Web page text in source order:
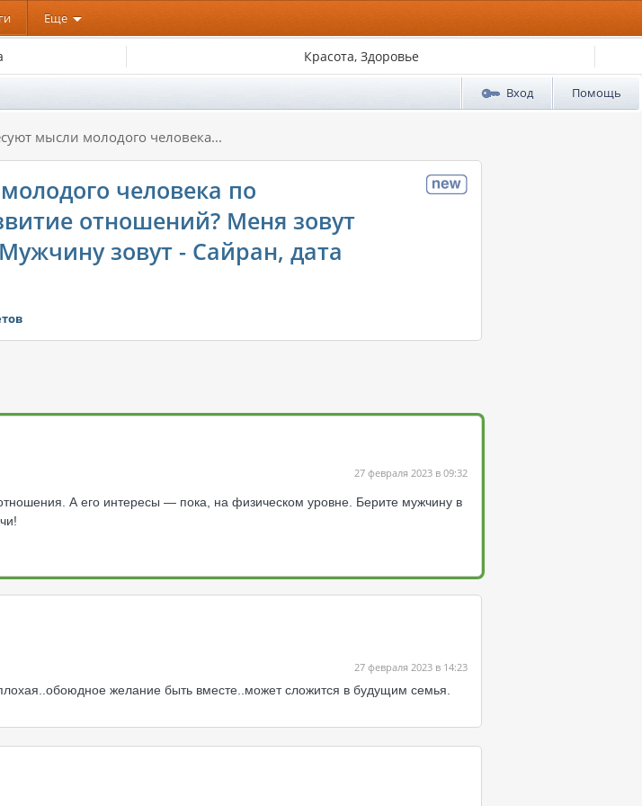
Еще
Красота, Здоровье
Вход Помощь
мысли молодого человека...
человека по
отношений? Меня зовут
зовут - Сайран, дата
27 февраля 2023 в 09:32
А его интересы — пока, на физическом уровне. Берите мужчину в
27 февраля 2023 в 14:23
желание быть вместе..может сложится в будущим семья.